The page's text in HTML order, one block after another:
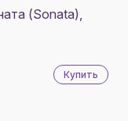
(Sonata),
Купить